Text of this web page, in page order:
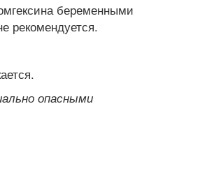
беременными
рекомендуется.
опасными